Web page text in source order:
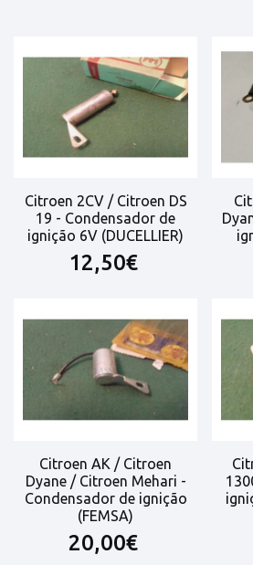
Citroen 2CV / Citroen DS
19 - Condensador de
ignição 6V (DUCELLIER)
12,50€
Citroen AK / Citroen
Dyane / Citroen Mehari -
Condensador de ignição
(FEMSA)
20,00€